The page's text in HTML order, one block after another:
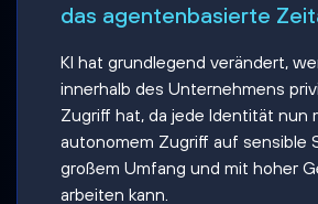
das agentenbasierte
KI hat grundlegend verändert,
innerhalb des Unternehmens
Zugriff hat, da jede Identität nun
autonomem Zugriff auf sensible
großem Umfang und mit hoher
arbeiten kann.